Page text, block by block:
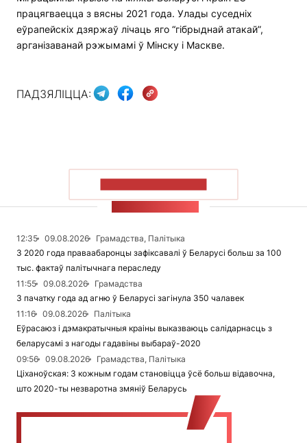
працягваецца з вясны 2021 года. Улады суседніх
еўрапейскіх дзяржаў лічаць яго “гібрыднай атакай”,
арганізаванай рэжымамі ў Мінску і Маскве.
ПАДЗЯЛІЦЦА:
12:35 09.08.2026
Грамадства, Палітыка
З 2020 года праваабаронцы зафіксавалі ў Беларусі больш за 100
тыс. фактаў палітычнага пераследу
11:55
09.08.2026
Грамадства
З пачатку года ад агню ў Беларусі загінула 350 чалавек
11:16
09.08.2026
Палітыка
Еўрасаюз і дэмакратычныя краіны выказваюць салідарнасць з
беларусамі з нагоды гадавіны выбараў-2020
09:56
09.08.2026
Грамадства, Палітыка
Ціханоўская: З кожным годам становіцца ўсё больш відавочна,
што 2020-ты незваротна змяніў Беларусь